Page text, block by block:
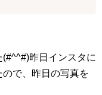
昨日インスタに
ので、昨日の写真を